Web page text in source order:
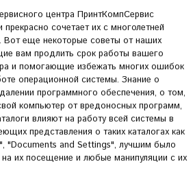
центра ПринтКомпСервис
сочетает их с многолетней
Вот еще некоторые советы от наших
вам продлить срок работы вашего
и помогающие избежать многих ошибок
операционной системы. Знание о
программного обеспечения, о том,
компьютер от вредоносных программ,
влияют на работу всей системы в
представления о таких каталогах как
"Documents and Settings", лучшим было
их посещение и любые манипуляции с их